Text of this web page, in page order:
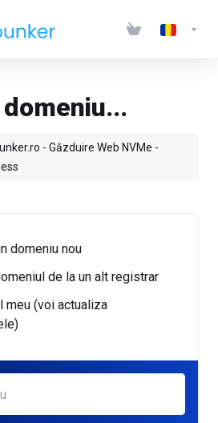
- Găzduire Web NVMe -
domeniu nou
de la un alt registrar
meu (voi actualiza